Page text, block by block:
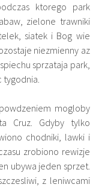
ktorego park
zielone trawniki
siatek i Bog wie
niezmienny az
sprzataja park,
tygodnia.
mogloby
Cruz. Gdyby tylko
chodniki, lawki i
zrobiono rewizje
ubywa jeden sprzet.
z leniwcami